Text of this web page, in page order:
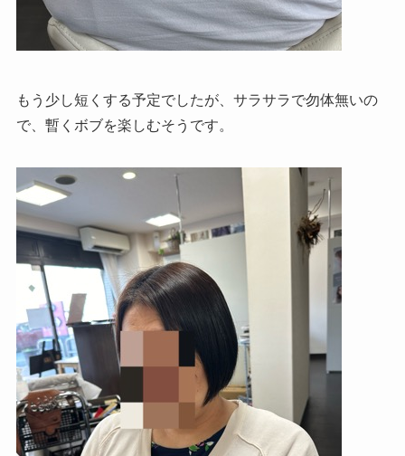
もう少し短くする予定でしたが、サラサラで勿体無いの
で、暫くボブを楽しむそうです。